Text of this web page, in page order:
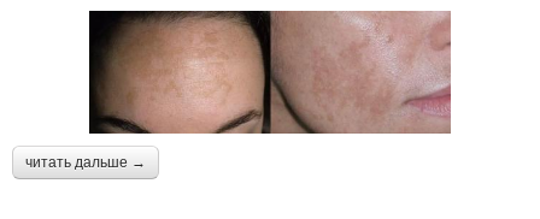
читать дальше →